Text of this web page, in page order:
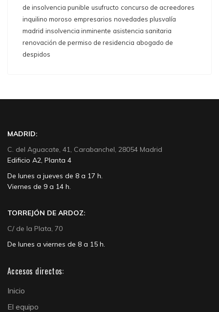
de insolvencia punible usufructo concurso de acreedores
inquilino moroso empresarios novedades plusvalía
madrid insolvencia inminente asistencia sanitaria
renovación de permiso de residencia abogado de
despidos
MADRID:
C. del Aguacate, 41, Carabanchel, 28054 Madrid
Edificio A2, Planta 4
De lunes a jueves de 8 a 17 h.
Viernes de 9 a 14 h.
TORREJÓN DE ARDOZ:
C/ de la Plata, 70
De lunes a viernes de 8 a 15 h.
Accesos directos:
Inicio
El equipo